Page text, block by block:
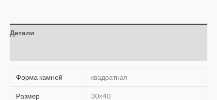
Детали
Форма камней квадратная
Размер 30×40